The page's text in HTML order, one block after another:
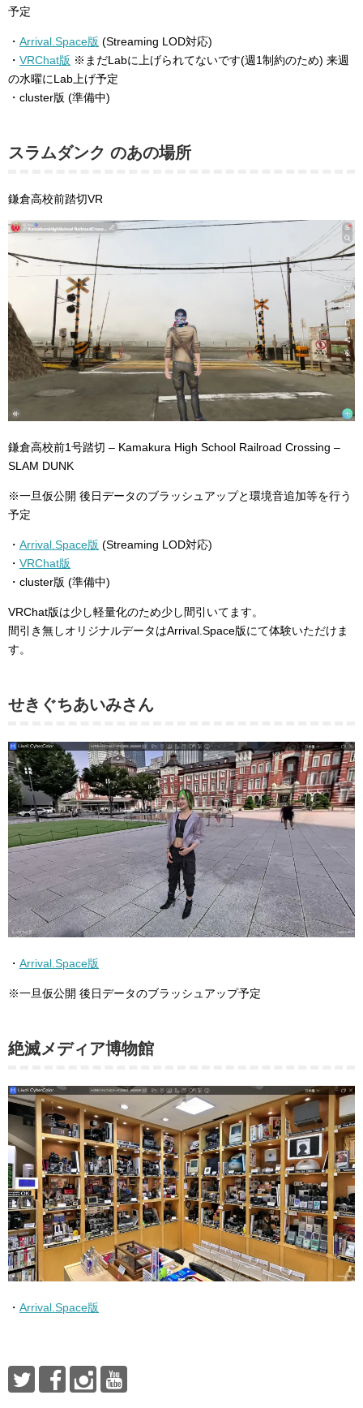
予定
・ Arrival.Space版 (Streaming LOD対応)
・ VRChat版 ※まだLabに上げられてないです(週1制約のため) 来週
の水曜にLab上げ予定
・cluster版 (準備中)
スラムダンク のあの場所
鎌倉高校前踏切VR
鎌倉高校前1号踏切 – Kamakura High School Railroad Crossing –
SLAM DUNK
※一旦仮公開 後日データのブラッシュアップと環境音追加等を行う
予定
・ Arrival.Space版 (Streaming LOD対応)
・ VRChat版
・cluster版 (準備中)
VRChat版は少し軽量化のため少し間引いてます。
間引き無しオリジナルデータはArrival.Space版にて体験いただけま
す。
せきぐちあいみさん
・ Arrival.Space版
※一旦仮公開 後日データのブラッシュアップ予定
絶滅メディア博物館
・ Arrival.Space版